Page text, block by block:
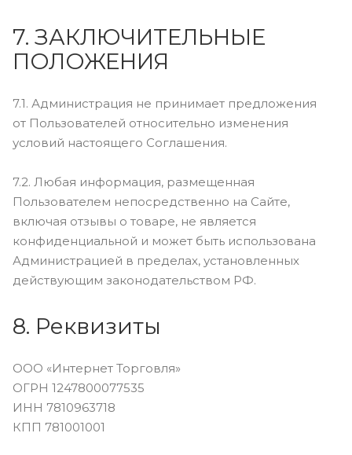
7. ЗАКЛЮЧИТЕЛЬНЫЕ
ПОЛОЖЕНИЯ
7.1. Администрация не принимает предложения
от Пользователей относительно изменения
условий настоящего Соглашения.
7.2. Любая информация, размещенная
Пользователем непосредственно на Сайте,
включая отзывы о товаре, не является
конфиденциальной и может быть использована
Администрацией в пределах, установленных
действующим законодательством РФ.
8. Реквизиты
ООО «Интернет Торговля»
ОГРН 1247800077535
ИНН 7810963718
КПП 781001001